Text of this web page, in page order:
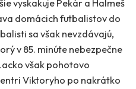
vyskakuje Pekár a Halmeš
domácich futbalistov do
sa však nevzdávajú,
v 85. minúte nebezpečne
však pohotovo
Viktoryho po nakrátko